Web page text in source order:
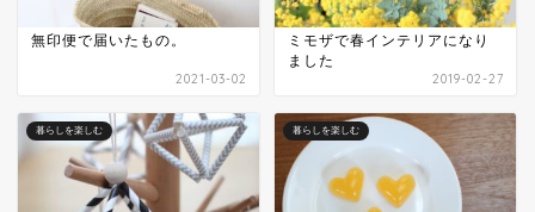
無印便で届いたもの。
2021-03-02
ミモザで春インテリアになり
ました
2019-02-27
暮らしを楽しむ 暮らしを楽しむ